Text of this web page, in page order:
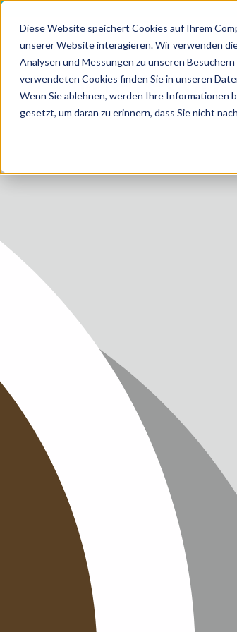
Diese Website speichert Cookies auf Ihrem
unserer Website interagieren. Wir verwenden
Analysen und Messungen zu unseren
verwendeten Cookies finden Sie in unseren
Wenn Sie ablehnen, werden Ihre Informationen
gesetzt, um daran zu erinnern, dass Sie nicht